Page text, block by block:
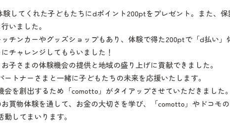
してくれた子どもたちにdポイント200ptをプレゼント。また、
いました。
チンカーやグッズショップもあり、体験で得た200ptで「d払い」
チャレンジしてもらいました！
子さまの体験機会の提供と地域の盛り上げに貢献できました。
トナーさまと一緒に子どもたちの未来を応援いたします。
を創出するため「comotto」がタイアップさせていただきました。
買物体験を通して、お金の大切さを学び、「comotto」やドコモ
してまいります。